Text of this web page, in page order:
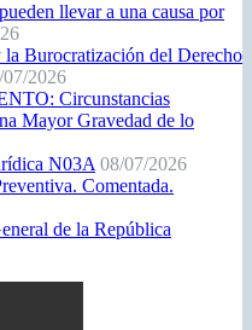
llevar a una causa por
Burocratización del Derecho
07/2026
Circunstancias
Mayor Gravedad de lo
N03A 08/07/2026
Comentada.
de la República